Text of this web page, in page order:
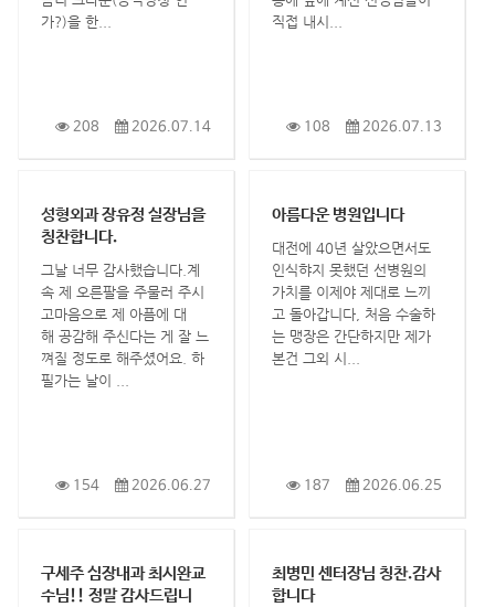
가?)을 한...
208 2026.07.14
직접 내시...
108 2026.07.13
성형외과 장유정 실장님을
칭찬합니다.
그날 너무 감사했습니다.계
속 제 오른팔을 주물러 주시
고마음으로 제 아픔에 대
해 공감해 주신다는 게 잘 느
껴질 정도로 해주셨어요. 하
필가는 날이 ...
154 2026.06.27
아름다운 병원입니다
대전에 40년 살았으면서도
인식햐지 못했던 선병원의
가치를 이제야 제대로 느끼
고 돌아갑니다, 처음 수술하
는 맹장은 간단하지만 제가
본건 그외 시...
187 2026.06.25
구세주 심장내과 최시완교
수님!! 정말 감사드립니
최병민 센터장님 칭찬.감사
합니다